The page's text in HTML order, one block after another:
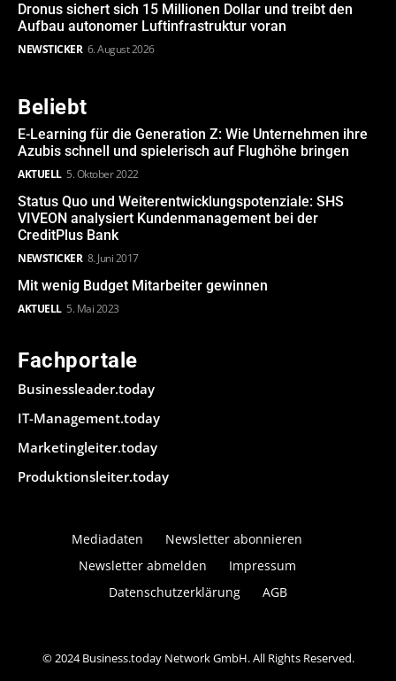
Dronus sichert sich 15 Millionen Dollar und treibt den
Aufbau autonomer Luftinfrastruktur voran
NEWSTICKER 6. August 2026
Beliebt
E-Learning für die Generation Z: Wie Unternehmen ihre
Azubis schnell und spielerisch auf Flughöhe bringen
AKTUELL 5. Oktober 2022
Status Quo und Weiterentwicklungspotenziale: SHS
VIVEON analysiert Kundenmanagement bei der
CreditPlus Bank
NEWSTICKER 8. Juni 2017
Mit wenig Budget Mitarbeiter gewinnen
AKTUELL 5. Mai 2023
Fachportale
Businessleader.today
IT-Management.today
Marketingleiter.today
Produktionsleiter.today
Mediadaten
Newsletter abonnieren
Newsletter abmelden
Impressum
Datenschutzerklärung
AGB
© 2024 Business.today Network GmbH. All Rights Reserved.